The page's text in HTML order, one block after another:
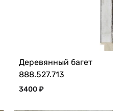
Деревянный багет
888.527.713
3400₽